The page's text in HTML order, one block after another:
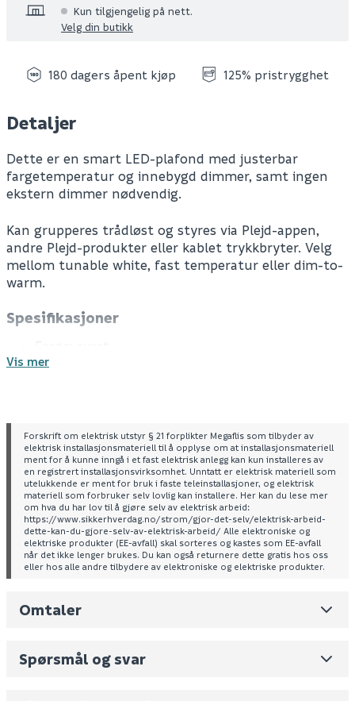
Kun tilgjengelig på nett.
Velg din butikk
180 dagers åpent kjøp 125% pristrygghet
Detaljer
Dette er en smart LED-plafond med justerbar
fargetemperatur og innebygd dimmer, samt ingen
ekstern dimmer nødvendig.
Kan grupperes trådløst og styres via Plejd-appen,
andre Plejd-produkter eller kablet trykkbryter. Velg
mellom tunable white, fast temperatur eller dim-to-
warm.
Spesifikasjoner
Tunable white: 2 200–4 000 K
Strålevinkel: 120°
Dimming: 0,1–100 %
RA: 93
SDCM: 3
L70/B50
100 000 h
Ta 35 °C
IP-grad vegg: IP20
Beskyttelse: overtemperatur beskyttelse
Driftsmiljø: innendørs
Vis mer
Forskrift om elektrisk utstyr § 21 forplikter Megaflis som tilbyder av
elektrisk installasjonsmateriell til å opplyse om at installasjonsmateriell
ment for å kunne inngå i et fast elektrisk anlegg kan kun installeres av
en registrert installasjonsvirksomhet. Unntatt er elektrisk materiell som
utelukkende er ment for bruk i faste teleinstallasjoner, og elektrisk
materiell som forbruker selv lovlig kan installere. Her kan du lese mer
om hva du har lov til å gjøre selv av elektrisk arbeid:
https://www.sikkerhverdag.no/strom/gjor-det-selv/elektrisk-arbeid-
dette-kan-du-gjore-selv-av-elektrisk-arbeid/ Alle elektroniske og
elektriske produkter (EE-avfall) skal sorteres og kastes som EE-avfall
når det ikke lenger brukes. Du kan også returnere dette gratis hos oss
eller hos alle andre tilbydere av elektroniske og elektriske produkter.
Omtaler
Spørsmål og svar
Nobb No 0